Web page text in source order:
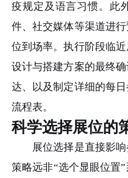
疫规定及语言习惯。此
件、社交媒体等渠道进
位到场率。执行阶段临
设计与搭建方案的最终
达、以及制定详细的每
流程表。
科学选择展位的
展位选择是直接影响
策略远非“选个显眼位置